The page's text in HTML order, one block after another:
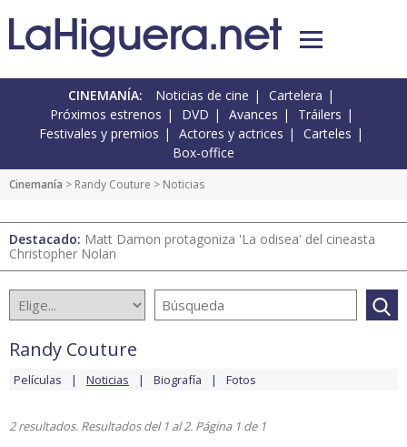
CINEMANÍA: Noticias de cine
Cartelera
Próximos estrenos
DVD Avances
Tráilers
Festivales y premios
Actores y actrices
Carteles
Box-office
Cinemanía > Randy Couture > Noticias
Destacado: Matt Damon protagoniza 'La odisea' del cineasta
Christopher Nolan
Randy Couture
Películas Noticias Biografía Fotos
2 resultados. Resultados del 1 al 2. Página 1 de 1